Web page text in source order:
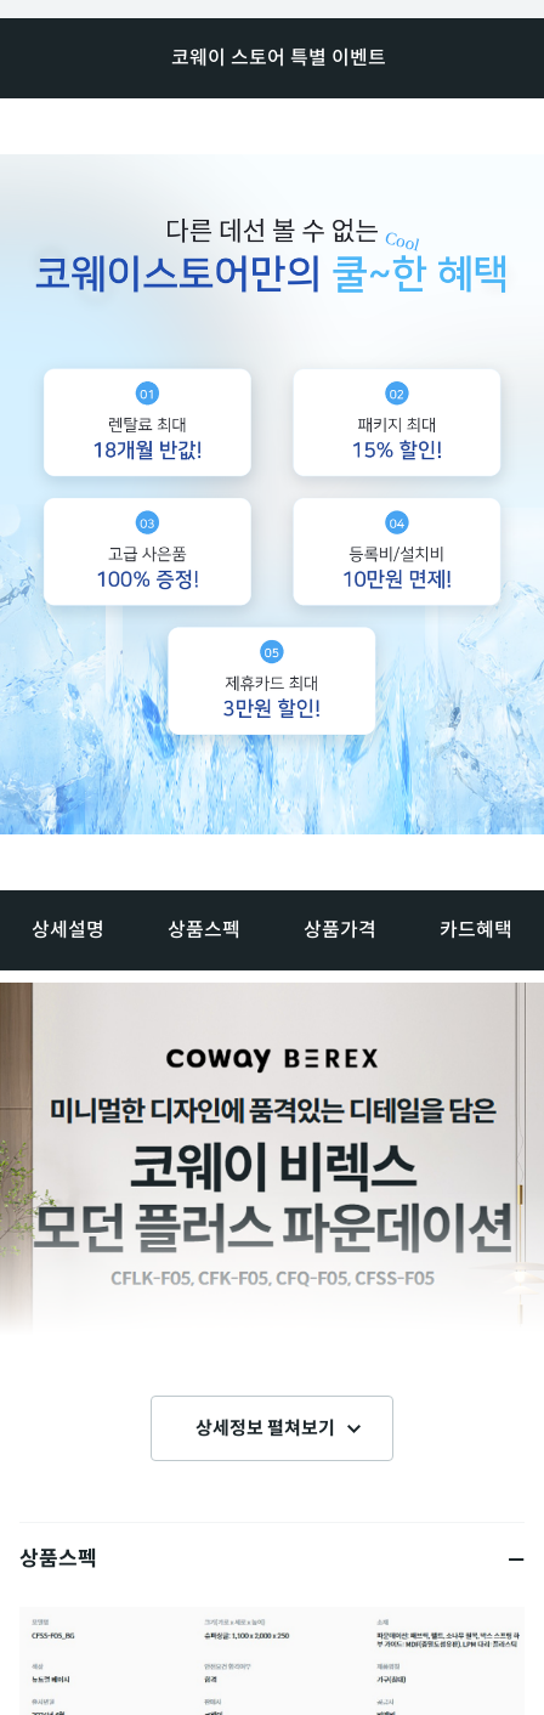
코웨이 스토어 특별 이벤트
상세설명 상품스펙 상품가격 카드혜택
상세정보 펼쳐보기
상품스펙